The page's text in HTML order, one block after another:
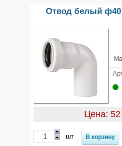
Отвод белый ф40
Цена: 52
шт